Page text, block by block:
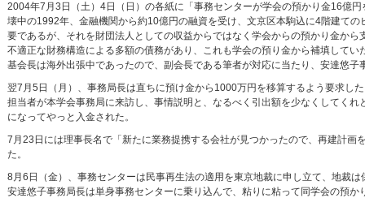
2004年7月3日（土）4日（日）の各紙に「事務センターが学会の預かり金16億
壊中の1992年、金融機関から約10億円の融資を受け、文京区本駒込に4階建て
要であるが、それを財団法人としての収益からではなく学会からの預かり金か
不適正な財務構造による多額の債務があり、これも学会の預り金から補填して
基会長は海外出張中であったので、副会長である筆者が対応に当たり、安達悠子
翌7月5日（月）、事務局長は直ちに預け金から1000万円を移算するよう要求し
担当者が本学会事務局に来訪し、事情説明と、なるべく引出額を少なくしてく
になってやっと入金された。
7月23日には理事長名で「新たに業務提携する会社が見つかったので、再建計
た。
8月6日（金）、事務センターは民事再生法の適用を東京地裁に申し立て、地裁
安達悠子事務局長は単身事務センターに乗り込んで、粘りに粘って同学会の預